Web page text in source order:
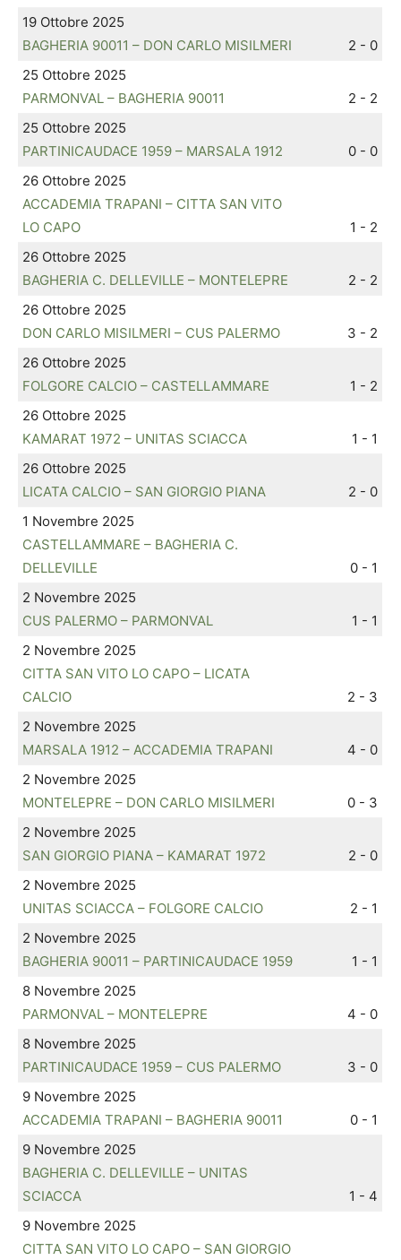
19 Ottobre 2025
BAGHERIA 90011 – DON CARLO MISILMERI
2 - 0
25 Ottobre 2025
PARMONVAL – BAGHERIA 90011
2 - 2
25 Ottobre 2025
PARTINICAUDACE 1959 – MARSALA 1912
0 - 0
26 Ottobre 2025
ACCADEMIA TRAPANI – CITTA SAN VITO
LO CAPO
1 - 2
26 Ottobre 2025
BAGHERIA C. DELLEVILLE – MONTELEPRE
2 - 2
26 Ottobre 2025
DON CARLO MISILMERI – CUS PALERMO
3 - 2
26 Ottobre 2025
FOLGORE CALCIO – CASTELLAMMARE
1 - 2
26 Ottobre 2025
KAMARAT 1972 – UNITAS SCIACCA
1 - 1
26 Ottobre 2025
LICATA CALCIO – SAN GIORGIO PIANA
2 - 0
1 Novembre 2025
CASTELLAMMARE – BAGHERIA C.
DELLEVILLE
0 - 1
2 Novembre 2025
CUS PALERMO – PARMONVAL
1 - 1
2 Novembre 2025
CITTA SAN VITO LO CAPO – LICATA
CALCIO
2 - 3
2 Novembre 2025
MARSALA 1912 – ACCADEMIA TRAPANI
4 - 0
2 Novembre 2025
MONTELEPRE – DON CARLO MISILMERI
0 - 3
2 Novembre 2025
SAN GIORGIO PIANA – KAMARAT 1972
2 - 0
2 Novembre 2025
UNITAS SCIACCA – FOLGORE CALCIO
2 - 1
2 Novembre 2025
BAGHERIA 90011 – PARTINICAUDACE 1959
1 - 1
8 Novembre 2025
PARMONVAL – MONTELEPRE
4 - 0
8 Novembre 2025
PARTINICAUDACE 1959 – CUS PALERMO
3 - 0
9 Novembre 2025
ACCADEMIA TRAPANI – BAGHERIA 90011
0 - 1
9 Novembre 2025
BAGHERIA C. DELLEVILLE – UNITAS
SCIACCA
1 - 4
9 Novembre 2025
CITTA SAN VITO LO CAPO – SAN GIORGIO